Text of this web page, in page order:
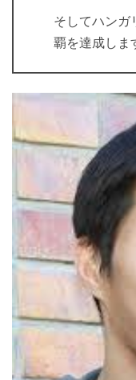
そしてハンガ
覇を達成しま